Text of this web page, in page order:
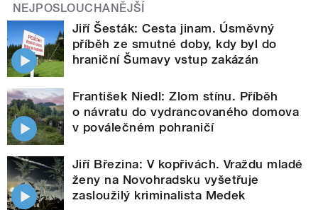
NEJPOSLOUCHANĚJŠÍ
Jiří Šesták: Cesta jinam. Úsměvný
příběh ze smutné doby, kdy byl do
hraniční Šumavy vstup zakázán
František Niedl: Zlom stínu. Příběh
o návratu do vydrancovaného domova
v poválečném pohraničí
Jiří Březina: V kopřivách. Vraždu mladé
ženy na Novohradsku vyšetřuje
zasloužilý kriminalista Medek